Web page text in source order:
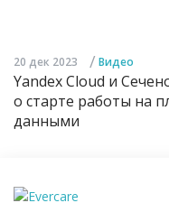
20 дек 2023 / Видео
Yandex Cloud и
о старте работы на
данными